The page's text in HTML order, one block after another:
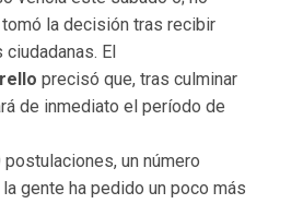
la decisión tras recibir
El
precisó que, tras culminar
de inmediato el período de
un número
gente ha pedido un poco más